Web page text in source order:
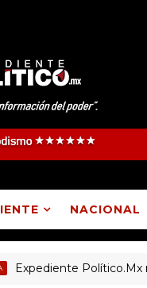
NACIONAL
Político.Mx no. 1125